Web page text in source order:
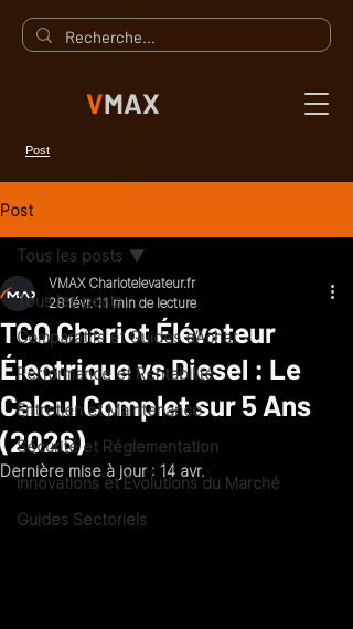
VMAX
Post
Post
Tous les posts
Comparatifs et Guides d’Achat
Performance et Rentabilité
Entretien et Maintenance
Sécurité et Réglementation
Innovations et Évolutions du Marché
Guides Sectoriels
Tous les posts
TCO Chariot Élévateur
Électrique vs Diesel : Le
Calcul Complet sur 5 Ans
(2026)
VMAX Chariotelevateur.fr
28 févr. 11 min de lecture
Dernière mise à jour : 14 avr.